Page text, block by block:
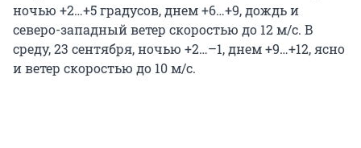
ночью +2…+5 градусов, днем +6…+9, дождь и
северо-западный ветер скоростью до 12 м/с. В
среду, 23 сентября, ночью +2…–1, днем +9…+12, ясно
и ветер скоростью до 10 м/с.